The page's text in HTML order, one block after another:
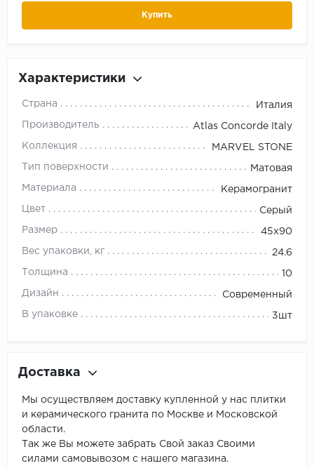
Купить
Характеристики
Страна Италия
Производитель Atlas Concorde Italy
Коллекция MARVEL STONE
Тип поверхности Матовая
Материала Керамогранит
Цвет Серый
Размер 45x90
Вес упаковки, кг 24.6
Толщина 10
Дизайн Современный
В упаковке 3шт
Доставка
Мы осуществляем доставку купленной у нас плитки
и керамического гранита по Москве и Московской
области.
Так же Вы можете забрать Свой заказ Своими
силами самовывозом с нашего магазина.